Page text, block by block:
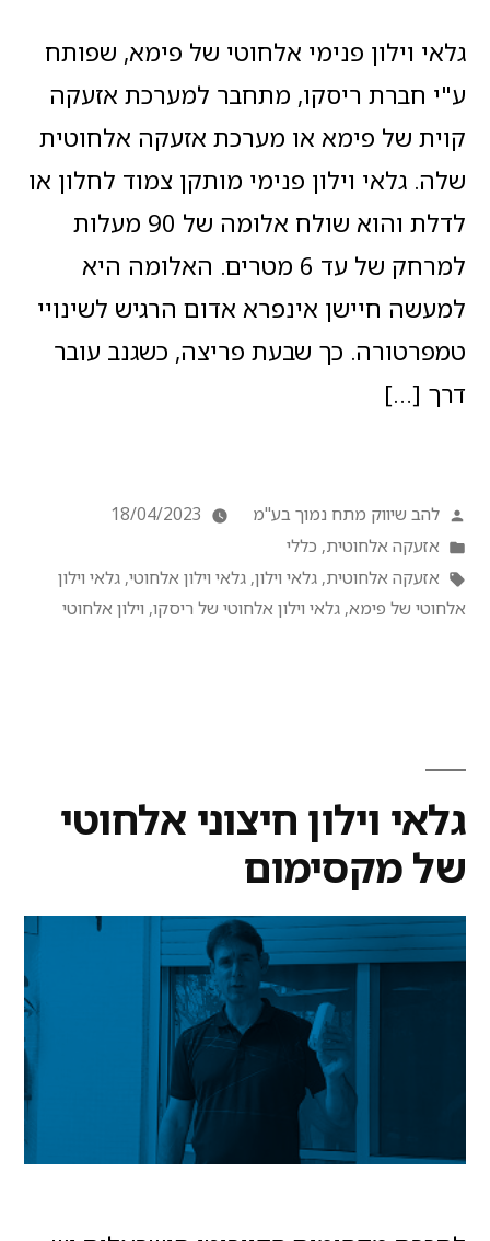
גלאי וילון פנימי אלחוטי של פימא, שפותח
ע"י חברת ריסקו, מתחבר למערכת אזעקה
קוית של פימא או מערכת אזעקה אלחוטית
שלה. גלאי וילון פנימי מותקן צמוד לחלון או
לדלת והוא שולח אלומה של 90 מעלות
למרחק של עד 6 מטרים. האלומה היא
למעשה חיישן אינפרא אדום הרגיש לשינויי
טמפרטורה. כך שבעת פריצה, כשגנב עובר
דרך […]
להב שיווק מתח נמוך בע"מ
18/04/2023
אזעקה אלחוטית, כללי
אזעקה אלחוטית, גלאי וילון, גלאי וילון אלחוטי, גלאי וילון
אלחוטי של פימא, גלאי וילון אלחוטי של ריסקו, וילון אלחוטי
גלאי וילון חיצוני אלחוטי
של מקסימום